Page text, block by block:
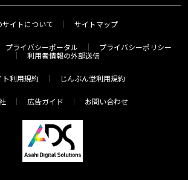
サイトについて サイトマップ
プライバシーポータル
プライバシーポリシー
利用者情報の外部送信
ト利用規約 じんぶん堂利用規約
広告ガイド お問い合わせ